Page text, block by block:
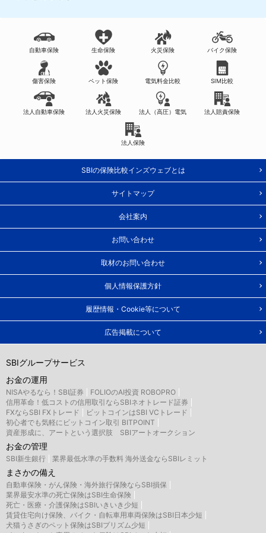
自動車保険 生命保険 火災保険 バイク保険
傷害保険 ペット保険 電気料金比較 SIM比較
法人自動車保険 法人火災保険 法人（高圧）電気 法人賠責保険
法人保険
SBIの保険比較インズウェブとは
サイトマップ
会社案内
お問い合わせ
取材のお問い合わせ
個人情報保護方針
履歴情報・Cookie等について
広告掲載について
SBIグループサービス
お金の運用
NISAやるなら！SBI証券
FOLIOのAI投資 ROBOPRO
信用革命！低コストの信用取引ならSBIネオトレード証券
FXならSBI FXトレード
ビットコインはSBI VCトレード
初心者でも気軽にビットコイン取引 BITPOINT
資産形成に、アートという選択肢 SBIアートオークション
お金の管理
SBI新生銀行 業界最低水準の手数料 海外送金ならSBIレミット
まさかの備え
自動車保険・がん保険・海外旅行保険ならSBI損保
業界最安水準の死亡保険はSBI生命保険
死亡・医療・介護保険はSBIいきいき少短
賃貸住宅向け保険、バイク・自転車用車両保険はSBI日本少短
犬猫うさぎのペット保険はSBIプリズム少短